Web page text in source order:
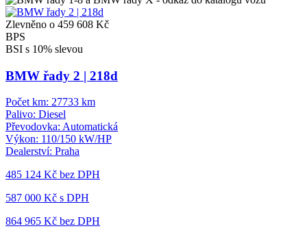
Zlevněno o 459 608 Kč
BPS
BSI s 10% slevou
BMW řady 2 | 218d
Počet km: 27733 km
Palivo: Diesel
Převodovka: Automatická
Výkon: 110/150 kW/HP
Dealerství: Praha
485 124 Kč bez DPH
587 000 Kč s DPH
864 965 Kč bez DPH